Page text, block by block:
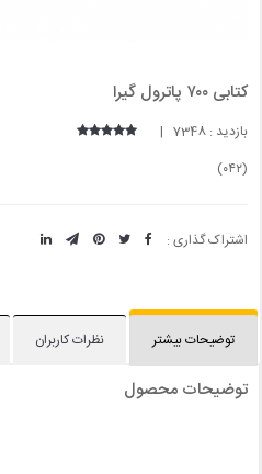
کتابی ۷۰۰ پاترول گیرا
بازدید : 7348 |
(۰۴۲)
اشتراک گذاری :
توضیحات بیشتر نظرات کاربران
توضیحات محصول